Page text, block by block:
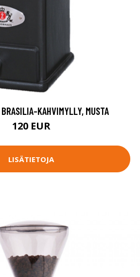
BRASILIA-KAHVIMYLLY, MUSTA
120 EUR
LISÄTIETOJA